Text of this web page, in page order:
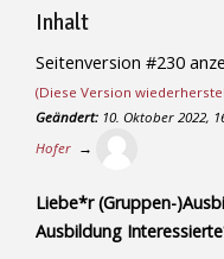
Inhalt
Seitenversion #230
(Diese Version
Geändert: 10. Oktober 2022,
Hofer →
Liebe*r (Gruppen-
Ausbildung